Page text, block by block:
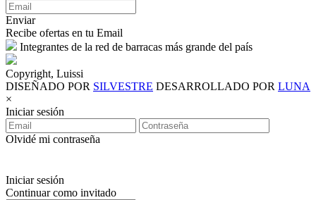
Enviar
Recibe ofertas en tu Email
Integrantes de la red de barracas más grande del país
Copyright, Luissi
DISEÑADO POR SILVESTRE DESARROLLADO POR LUNA
×
Iniciar sesión
Olvidé mi contraseña
Iniciar sesión
Continuar como invitado